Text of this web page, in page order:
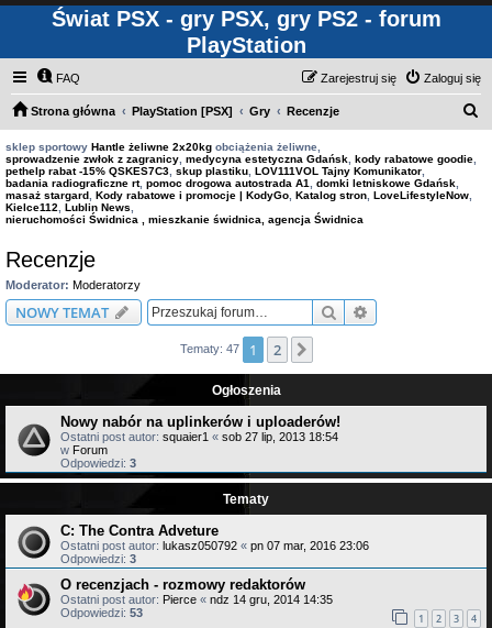
Świat PSX - gry PSX, gry PS2 - forum
PlayStation
FAQ Zaloguj się
Zarejestruj się
Strona główna PlayStation [PSX] Gry Recenzje
sklep sportowy Hantle żeliwne 2x20kg obciążenia żeliwne,
sprowadzenie zwłok z zagranicy medycyna estetyczna Gdańsk kody rabatowe goodie
pethelp rabat -15% QSKES7C3 skup plastiku LOV111VOL Tajny Komunikator
badania radiograficzne rt, pomoc drogowa autostrada A1 domki letniskowe Gdańsk
masaż stargard Kody rabatowe i promocje | KodyGo Katalog stron LoveLifestyleNow
Kielce112
Lublin News
nieruchomości Świdnica , mieszkanie świdnica, agencja Świdnica
Recenzje
Moderator: Moderatorzy
NOWY TEMAT Szukaj
Tematy: 47 1 2
Ogłoszenia
Nowy nabór na uplinkerów i uploaderów!
Ostatni post autor: squaier1 « sob 27 lip, 2013 18:54
w Forum
Odpowiedzi: 3
Tematy
C: The Contra Adveture
Ostatni post autor: lukasz050792 « pn 07 mar, 2016 23:06
Odpowiedzi: 3
O recenzjach - rozmowy redaktorów
Ostatni post autor: Pierce « ndz 14 gru, 2014 14:35
Odpowiedzi: 53 1 2 3 4